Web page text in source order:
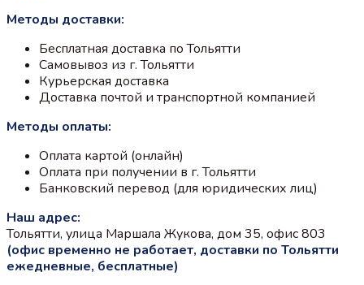
Методы доставки:
Бесплатная доставка по Тольятти
Самовывоз из г. Тольятти
Курьерская доставка
Доставка почтой и транспортной компанией
Методы оплаты:
Оплата картой (онлайн)
Оплата при получении в г. Тольятти
Банковский перевод (для юридических лиц)
Наш адрес:
Тольятти, улица Маршала Жукова, дом 35, офис 803
(офис временно не работает, доставки по Тольятти
ежедневные, бесплатные)